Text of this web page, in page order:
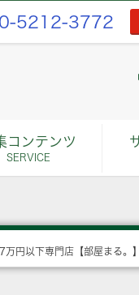
5212-3772
コンテンツ
SERVICE
円以下専門店【部屋まる。】